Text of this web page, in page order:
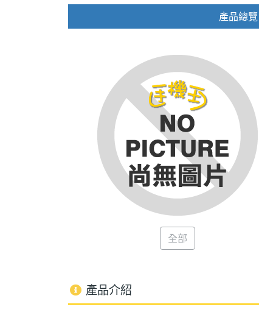
產品總覽
全部
產品介紹